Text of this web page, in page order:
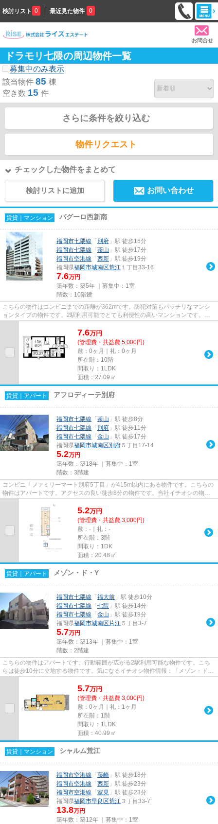
検討リスト 0 最近見た物件 0
お問合せ
ドラモリ七隈の周辺物件一覧
募集中のみ表示
該当物件 85 棟
空き数 15 件
さらに条件を絞り込む
物件リクエスト
チェックした物件をまとめて
検討リストに追加 お問い合わせ
賃貸｜マンション パグーロ西新南
福岡市七隈線 「 別府 」駅 徒歩16分
福岡市七隈線 「 茶山 」駅 徒歩17分
福岡市空港線 「 西新 」駅 徒歩19分
福岡県福岡市城南区荒江 １丁目33-16
7.6万円
築年数：築5年 ｜募集中： 1室
階数：10階建
こちらの物件はコンビニまでの距離が362mです。防犯対策もバッチリなマンシ
ョンタイプの物件です。2駅利用可能でとても利便性の高いマンションです。共
7.6万円
(管理費・共益費 5,000円)
敷：0ヶ月｜礼：0ヶ月
所在階：10階
間取り：1LDK
面積：27.09㎡
賃貸｜アパート アフロディーテ別府
福岡市七隈線 「 茶山 」駅 徒歩8分
福岡市七隈線 「 別府 」駅 徒歩11分
福岡市七隈線 「 金山 」駅 徒歩17分
福岡県福岡市城南区別府 ５丁目17-14
5.2万円
築年数：築18年 ｜募集中： 1室
階数：3階建
コンビニ「ファミリーマート別府5丁目」が415m以内にある物件です。こちらの
物件はアパートです。アクセスの良い徒歩8分の物件です。当社イチオシの物件
5.2万円
(管理費・共益費 3,000円)
敷：-｜礼：-
所在階：3階
間取り：1DK
面積：20.48㎡
賃貸｜アパート メゾン・ド・Y
福岡市七隈線 「 福大前 」駅 徒歩10分
福岡市七隈線 「 七隈 」駅 徒歩14分
福岡市七隈線 「 金山 」駅 徒歩19分
福岡県福岡市城南区 片江 ５丁目3-7
5.7万円
築年数：築13年 ｜募集中： 1室
階数：2階建
こちらの物件はアパートです。行動範囲が広がる2駅利用可能な物件です。こち
らは徒歩10分に立地する物件です。気になるイチオシ物件情報：「メゾン・ド・
5.7万円
(管理費・共益費 3,000円)
敷：0ヶ月｜礼：1ヶ月
所在階：1階
間取り：1LDK
面積：40.99㎡
賃貸｜マンション シャルム荒江
福岡市空港線 「 藤崎 」駅 徒歩18分
福岡市空港線 「 西新 」駅 徒歩23分
福岡市空港線 「 室見 」駅 徒歩23分
福岡県福岡市早良区荒江 ３丁目33-7
13.8万円
築年数：築12年 ｜募集中： 1室